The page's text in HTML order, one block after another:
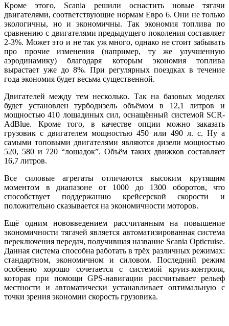
Кроме этого, Scania решили оснастить новые тягачи
двигателями, соответствующие нормам Евро 6. Они не только
экологичны, но и экономичны. Так экономия топлива по
сравнению с двигателями предыдущего поколения составляет
2-3%. Может это и не так уж много, однако не стоит забывать
про прочие изменения (например, ту же улучшенную
аэродинамику) благодаря которым экономия топлива
вырастает уже до 8%. При регулярных поездках в течение
года экономия будет весьма существенной.
Двигателей между тем несколько. Так на базовых моделях
будет установлен турбодизель объёмом в 12,1 литров и
мощностью 410 лошадиных сил, оснащённый системой SCR-
AdBlue. Кроме того, в качестве опции можно заказать
грузовик с двигателем мощностью 450 или 490 л. с. Ну а
самыми топовыми двигателями являются дизели мощностью
520, 580 и 720 “лошадок”. Объём таких движков составляет
16,7 литров.
Все силовые агрегаты отличаются высоким крутящим
моментом в диапазоне от 1000 до 1300 оборотов, что
способствует поддержанию крейсерской скорости и
положительно сказывается на экономичности моторов.
Ещё одним нововведением рассчитанным на повышение
экономичности тягачей является автоматизированная система
переключения передач, получившая название Scania Opticruise.
Данная система способна работать в трёх различных режимах:
стандартном, экономичном и силовом. Последний режим
особенно хорошо сочетается с системой круиз-контроля,
которая при помощи GPS-навигации рассчитывает рельеф
местности и автоматически устанавливает оптимальную с
точки зрения экономии скорость грузовика.